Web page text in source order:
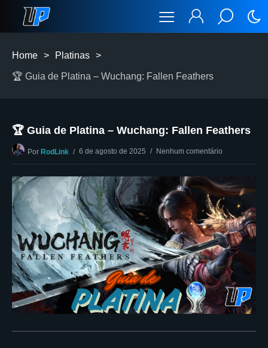
Home > Platinas >
🏆 Guia de Platina – Wuchang: Fallen Feathers
🏆 Guia de Platina – Wuchang: Fallen Feathers
Por RodLink 6 de agosto de 2025 Nenhum comentário